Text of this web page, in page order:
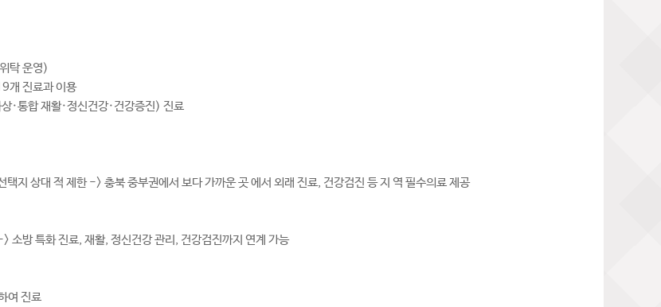
탁 운영)
개 진료과 이용
·통합 재활·정신건강·건강증진) 진료
지 상대 적 제한 -> 충북 중부권에서 보다 가까운 곳 에서 외래 진료, 건강검진 등 지 역 필수의료 제공
소방 특화 진료, 재활, 정신건강 관리, 건강검진까지 연계 가능
여 진료